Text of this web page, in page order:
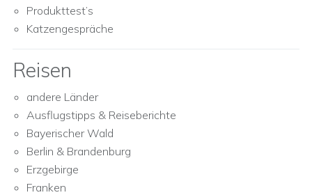
Produkttest’s
Katzengespräche
Reisen
andere Länder
Ausflugstipps & Reiseberichte
Bayerischer Wald
Berlin & Brandenburg
Erzgebirge
Franken